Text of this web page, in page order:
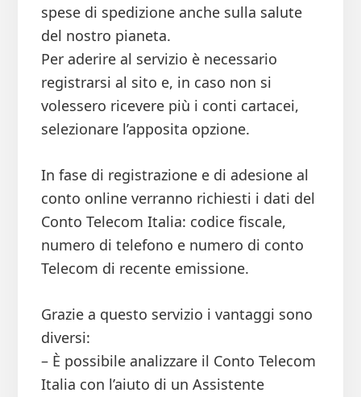
spese di spedizione anche sulla salute
del nostro pianeta.
Per aderire al servizio è necessario
registrarsi al sito e, in caso non si
volessero ricevere più i conti cartacei,
selezionare l’apposita opzione.
In fase di registrazione e di adesione al
conto online verranno richiesti i dati del
Conto Telecom Italia: codice fiscale,
numero di telefono e numero di conto
Telecom di recente emissione.
Grazie a questo servizio i vantaggi sono
diversi:
– È possibile analizzare il Conto Telecom
Italia con l’aiuto di un Assistente